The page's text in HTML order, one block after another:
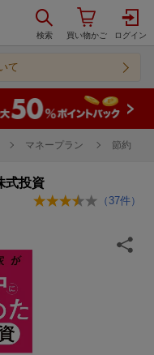
て
マネープラン 節約
式投資
（ 37件）